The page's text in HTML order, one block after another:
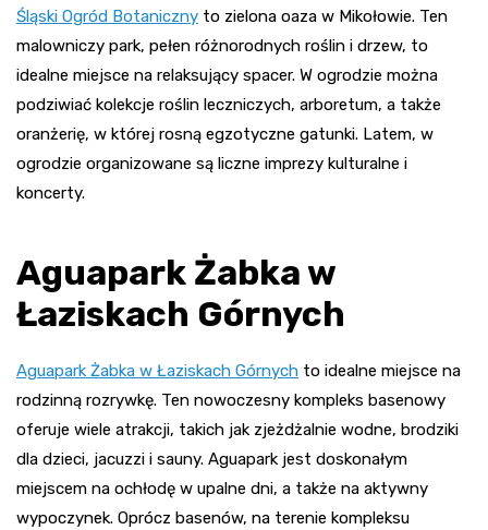
Śląski Ogród Botaniczny to zielona oaza w Mikołowie. Ten
malowniczy park, pełen różnorodnych roślin i drzew, to
idealne miejsce na relaksujący spacer. W ogrodzie można
podziwiać kolekcje roślin leczniczych, arboretum, a także
oranżerię, w której rosną egzotyczne gatunki. Latem, w
ogrodzie organizowane są liczne imprezy kulturalne i
koncerty.
Aguapark Żabka w
Łaziskach Górnych
Aguapark Żabka w Łaziskach Górnych to idealne miejsce na
rodzinną rozrywkę. Ten nowoczesny kompleks basenowy
oferuje wiele atrakcji, takich jak zjeżdżalnie wodne, brodziki
dla dzieci, jacuzzi i sauny. Aguapark jest doskonałym
miejscem na ochłodę w upalne dni, a także na aktywny
wypoczynek. Oprócz basenów, na terenie kompleksu